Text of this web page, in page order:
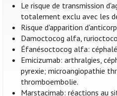
Le risque de transmission
totalement exclu avec les
Risque d'apparition
Damoctocog alfa,
Éfanésoctocog alfa:
Emicizumab: arthralgies,
pyrexie; microangiopathie
thromboembolie.
Marstacimab: réactions au